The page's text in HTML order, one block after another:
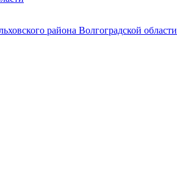
района Волгоградской области